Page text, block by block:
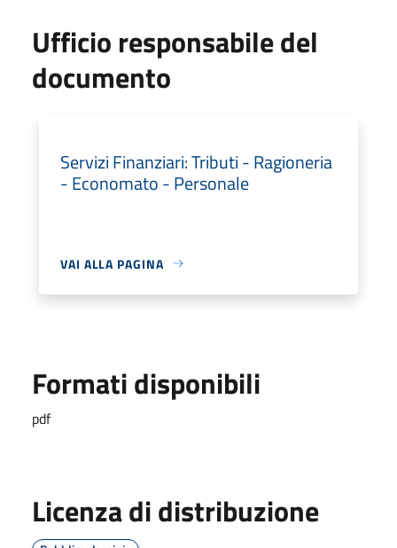
Ufficio responsabile del
documento
Servizi Finanziari: Tributi - Ragioneria
- Economato - Personale
VAI ALLA PAGINA
Formati disponibili
pdf
Licenza di distribuzione